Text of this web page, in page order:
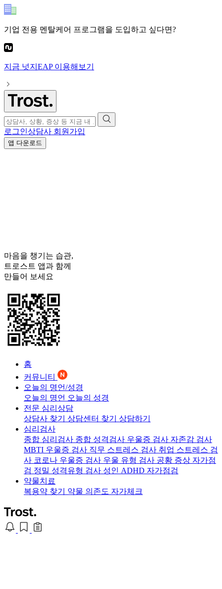
기업 전용 멘탈케어 프로그램을 도입하고 싶다면?
지금 넛지EAP이용해보기
로그인상담사 회원가입
앱 다운로드
마음을 챙기는 습관,
트로스트 앱과 함께
만들어 보세요
홈
커뮤니티
오늘의 명언/성경
오늘의 명언 오늘의 성경
전문 심리상담
상담사 찾기 상담센터 찾기 상담하기
심리검사
종합 심리검사 종합 성격검사 우울증 검사 자존감 검사
MBTI 우울증 검사 직무 스트레스 검사 취업 스트레스 검
사 코로나 우울증 검사 우울 유형 검사 공황 증상 자가점
검 정밀 성격유형 검사 성인 ADHD 자가점검
약물치료
복용약 찾기 약물 의존도 자가체크